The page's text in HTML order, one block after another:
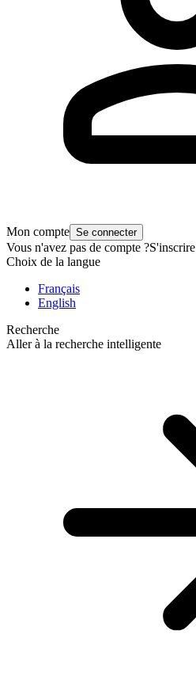
Mon compte Se connecter
Vous n'avez pas de compte ?S'inscrire
Choix de la langue
Français
English
Recherche
Aller à la recherche intelligente